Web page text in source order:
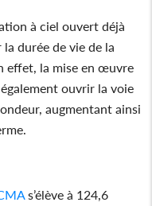
à ciel ouvert déjà
durée de vie de la
effet, la mise en œuvre
ouvrir la voie
augmentant ainsi
s’élève à 124,6